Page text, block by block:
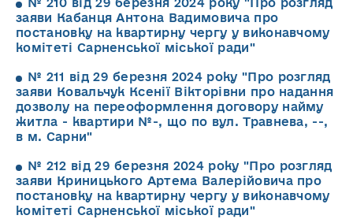
№ 210 від 29 березня 2024 року "Про розгляд
заяви Кабанця Антона Вадимовича про
постановку на квартирну чергу у виконавчому
комітеті Сарненської міської ради"
№ 211 від 29 березня 2024 року "Про розгляд
заяви Ковальчук Ксенії Вікторівни про надання
дозволу на переоформлення договору найму
житла - квартири №-, що по вул. Травнева, --,
в м. Сарни"
№ 212 від 29 березня 2024 року "Про розгляд
заяви Криницького Артема Валерійовича про
постановку на квартирну чергу у виконавчому
комітеті Сарненської міської ради"